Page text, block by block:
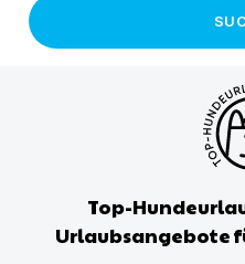
Top-
Urlaubsangebote